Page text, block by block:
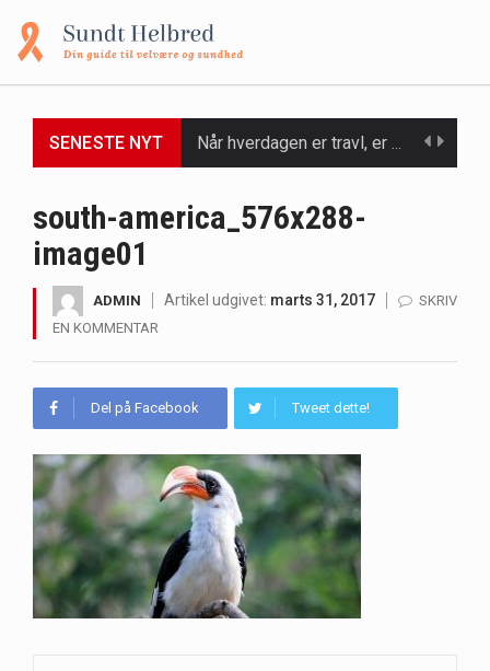
SENESTE NYT
Massagestole er ikke længere forbeholdt luksuriøse spaer og wellnesscentre - de er nu tilgængelige til…
south-america_576x288-
image01
ADMIN Artikel udgivet: marts 31, 2017
SKRIV
EN KOMMENTAR
Del på Facebook Tweet dette!